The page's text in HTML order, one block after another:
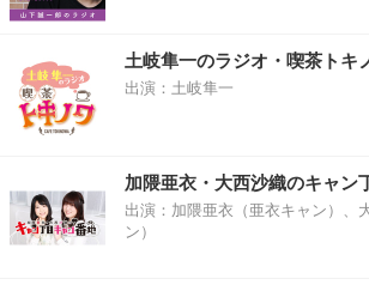
土岐隼一のラジオ・喫茶トキ
出演：土岐隼一
加隈亜衣・大西沙織のキャン
出演：加隈亜衣（亜衣キャン）、
ン）